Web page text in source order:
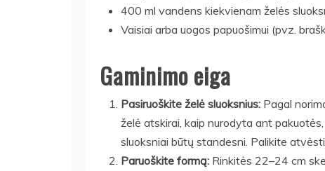
400 ml vandens kiekvienam želės
Vaisiai arba uogos papuošimui (pvz.
Gaminimo eiga
Pasiruoškite želė sluoksnius: Pagal
želė atskirai, kaip nurodyta ant
sluoksniai būtų standesni. Palikite
Paruoškite formą: Rinkitės 22–24 cm